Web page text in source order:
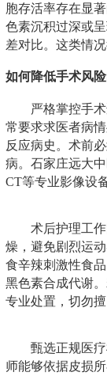
胞存活率存在显
色素沉积过深或
差对比。这类情
如何降低手术风
严格掌控手
常要求求医者病
反应病史。术前
病。石家庄远大
CT等专业影像设
术后护理工
燥，避免剧烈运
食辛辣刺激性食
黑色素合成代谢
专业处置，切勿
甄选正规医
师能够依据皮损